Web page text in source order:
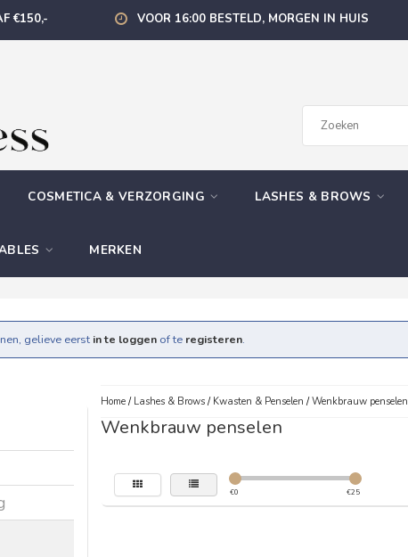
€150,- VOOR 16:00 BESTELD, MORGEN IN HUIS
COSMETICA & VERZORGING LASHES & BROWS
MERKEN
gelieve eerst in te loggen of te registeren.
Home/ Lashes & Brows/ Kwasten & Penselen /Wenkbrauw penselen
Wenkbrauw penselen
€0 €25